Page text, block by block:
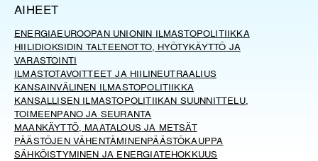
AIHEET
ENERGIAEUROOPAN UNIONIN ILMASTOPOLITIIKKA
HIILIDIOKSIDIN TALTEENOTTO, HYÖTYKÄYTTÖ JA
VARASTOINTI
ILMASTOTAVOITTEET JA HIILINEUTRAALIUS
KANSAINVÄLINEN ILMASTOPOLITIIKKA
KANSALLISEN ILMASTOPOLITIIKAN SUUNNITTELU,
TOIMEENPANO JA SEURANTA
MAANKÄYTTÖ, MAATALOUS JA METSÄT
PÄÄSTÖJEN VÄHENTÄMINENPÄÄSTÖKAUPPA
SÄHKÖISTYMINEN JA ENERGIATEHOKKUUS